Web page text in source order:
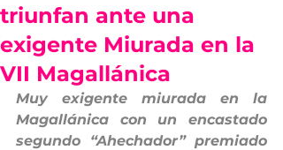
triunfan ante una
exigente Miurada en la
VII Magallánica
Muy exigente miurada en la
Magallánica con un encastado
segundo “Ahechador” premiado